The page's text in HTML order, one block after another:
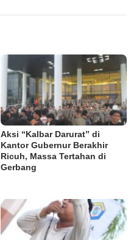
Aksi “Kalbar Darurat” di
Kantor Gubernur Berakhir
Ricuh, Massa Tertahan di
Gerbang